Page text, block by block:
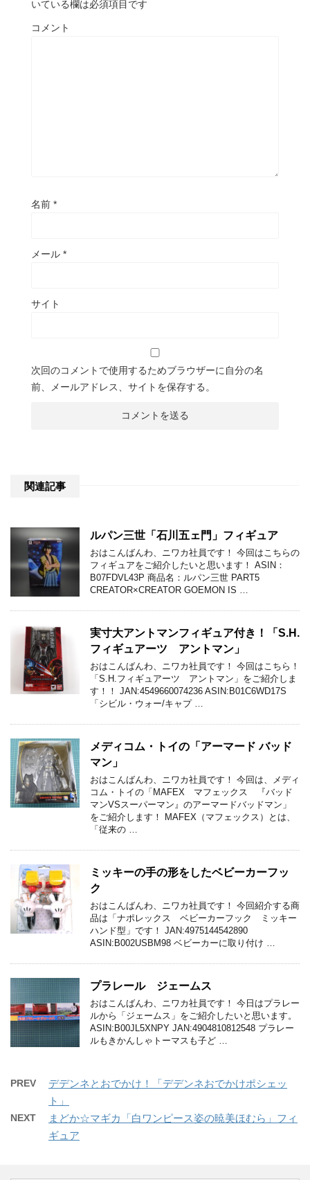
いている欄は必須項目です
コメント
名前 *
メール *
サイト
次回のコメントで使用するためブラウザーに自分の名
前、メールアドレス、サイトを保存する。
関連記事
ルパン三世「石川五ェ門」フィギュア
おはこんばんわ、ニワカ社員です！ 今回はこちらの
フィギュアをご紹介したいと思います！ ASIN：
B07FDVL43P 商品名：ルパン三世 PART5
CREATOR×CREATOR GOEMON IS …
実寸大アントマンフィギュア付き！「S.H.
フィギュアーツ アントマン」
おはこんばんわ、ニワカ社員です！ 今回はこちら！
「S.H.フィギュアーツ アントマン」をご紹介しま
す！！ JAN:4549660074236 ASIN:B01C6WD17S
「シビル・ウォー/キャプ …
メディコム・トイの「アーマード バッド
マン」
おはこんばんわ、ニワカ社員です！ 今回は、メディ
コム・トイの「MAFEX マフェックス 『バッド
マンVSスーパーマン』のアーマードバッドマン」
をご紹介します！ MAFEX（マフェックス）とは、
「従来の …
ミッキーの手の形をしたベビーカーフッ
ク
おはこんばんわ、ニワカ社員です！ 今回紹介する商
品は「ナポレックス ベビーカーフック ミッキー
ハンド型」です！ JAN:4975144542890
ASIN:B002USBM98 ベビーカーに取り付け …
プラレール ジェームス
おはこんばんわ、ニワカ社員です！ 今日はプラレー
ルから「ジェームス」をご紹介したいと思います。
ASIN:B00JL5XNPY JAN:4904810812548 プラレー
ルもきかんしゃトーマスも子ど …
PREV
デデンネとおでかけ！「デデンネおでかけポシェッ
ト」
NEXT
まどか☆マギカ「白ワンピース姿の暁美ほむら」フィ
ギュア